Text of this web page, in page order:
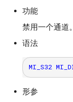
功能
禁用一个通道。
语法
形参